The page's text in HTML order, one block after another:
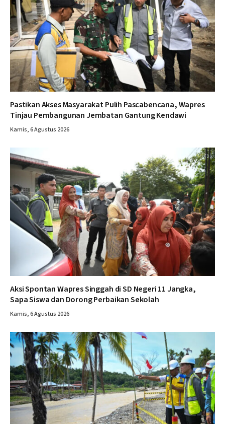
Pastikan Akses Masyarakat Pulih Pascabencana, Wapres
Tinjau Pembangunan Jembatan Gantung Kendawi
Kamis, 6 Agustus 2026
Aksi Spontan Wapres Singgah di SD Negeri 11 Jangka,
Sapa Siswa dan Dorong Perbaikan Sekolah
Kamis, 6 Agustus 2026